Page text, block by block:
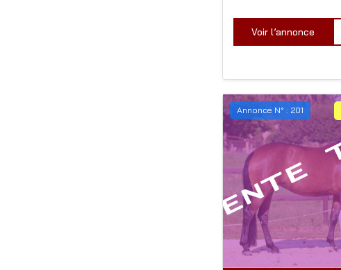
Voir l’annonce
Annonce N° : 201